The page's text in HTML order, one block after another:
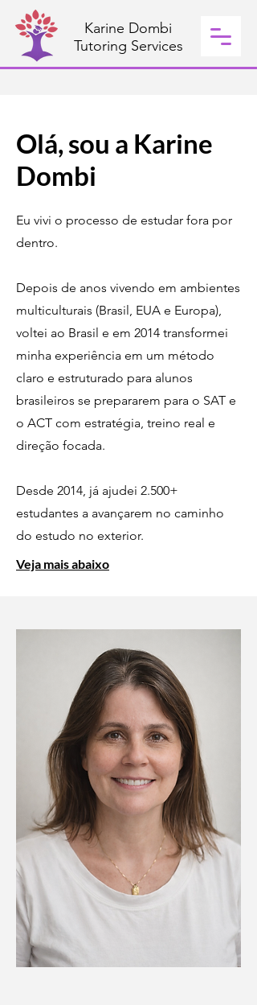
Karine Dombi
Tutoring Services
Olá, sou a Karine
Dombi
Eu vivi o processo de estudar fora por
dentro.
Depois de anos vivendo em ambientes
multiculturais (Brasil, EUA e Europa),
voltei ao Brasil e em 2014 transformei
minha experiência em um método
claro e estruturado para alunos
brasileiros se prepararem para o SAT e
o ACT com estratégia, treino real e
direção focada.
Desde 2014, já ajudei 2.500+
estudantes a avançarem no caminho
do estudo no exterior.
Veja mais abaixo